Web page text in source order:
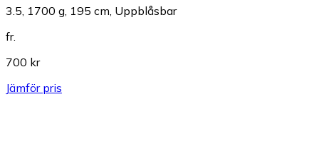
3.5, 1700 g, 195 cm, Uppblåsbar
fr.
700 kr
Jämför pris